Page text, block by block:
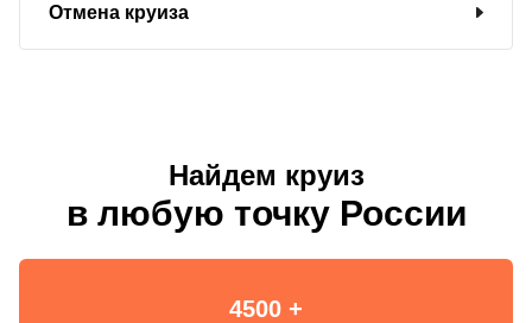
Отмена круиза
Найдем круиз
в любую точку России
4500 +